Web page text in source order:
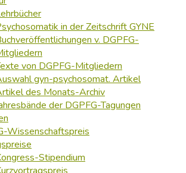
in der Zeitschrift GYNE
v. DGPFG-
von DGPFG-Mitgliedern
gyn-psychosomat. Artikel
des Monats-Archiv
der DGPFG-Tagungen
Wissenschaftspreis
Stipendium